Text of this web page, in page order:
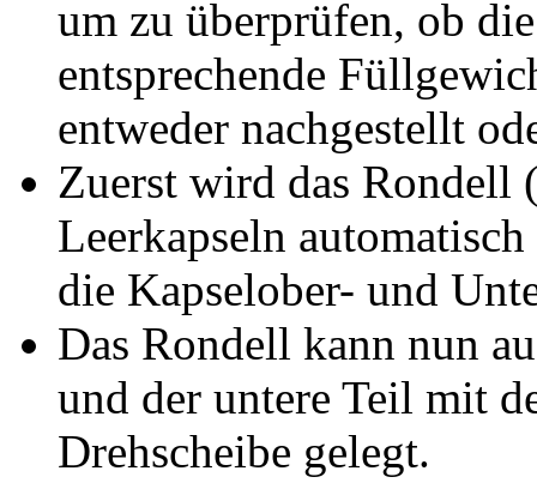
um zu überprüfen, ob
entsprechende
entweder nachgestellt
Zuerst wird das Rondell
Leerkapseln
die Kapselober- und
Das Rondell kann nun
und der untere Teil mit
Drehscheibe gelegt.